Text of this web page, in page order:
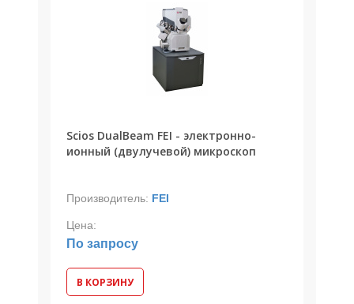
Scios DualBeam FEI - электронно-
ионный (двулучевой) микроскоп
Производитель: FEI
Цена:
По запросу
В КОРЗИНУ